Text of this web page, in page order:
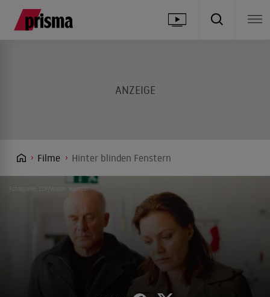
Filme Hinter blinden Fenstern
Fotoquelle: ZDF/Walter Wehner